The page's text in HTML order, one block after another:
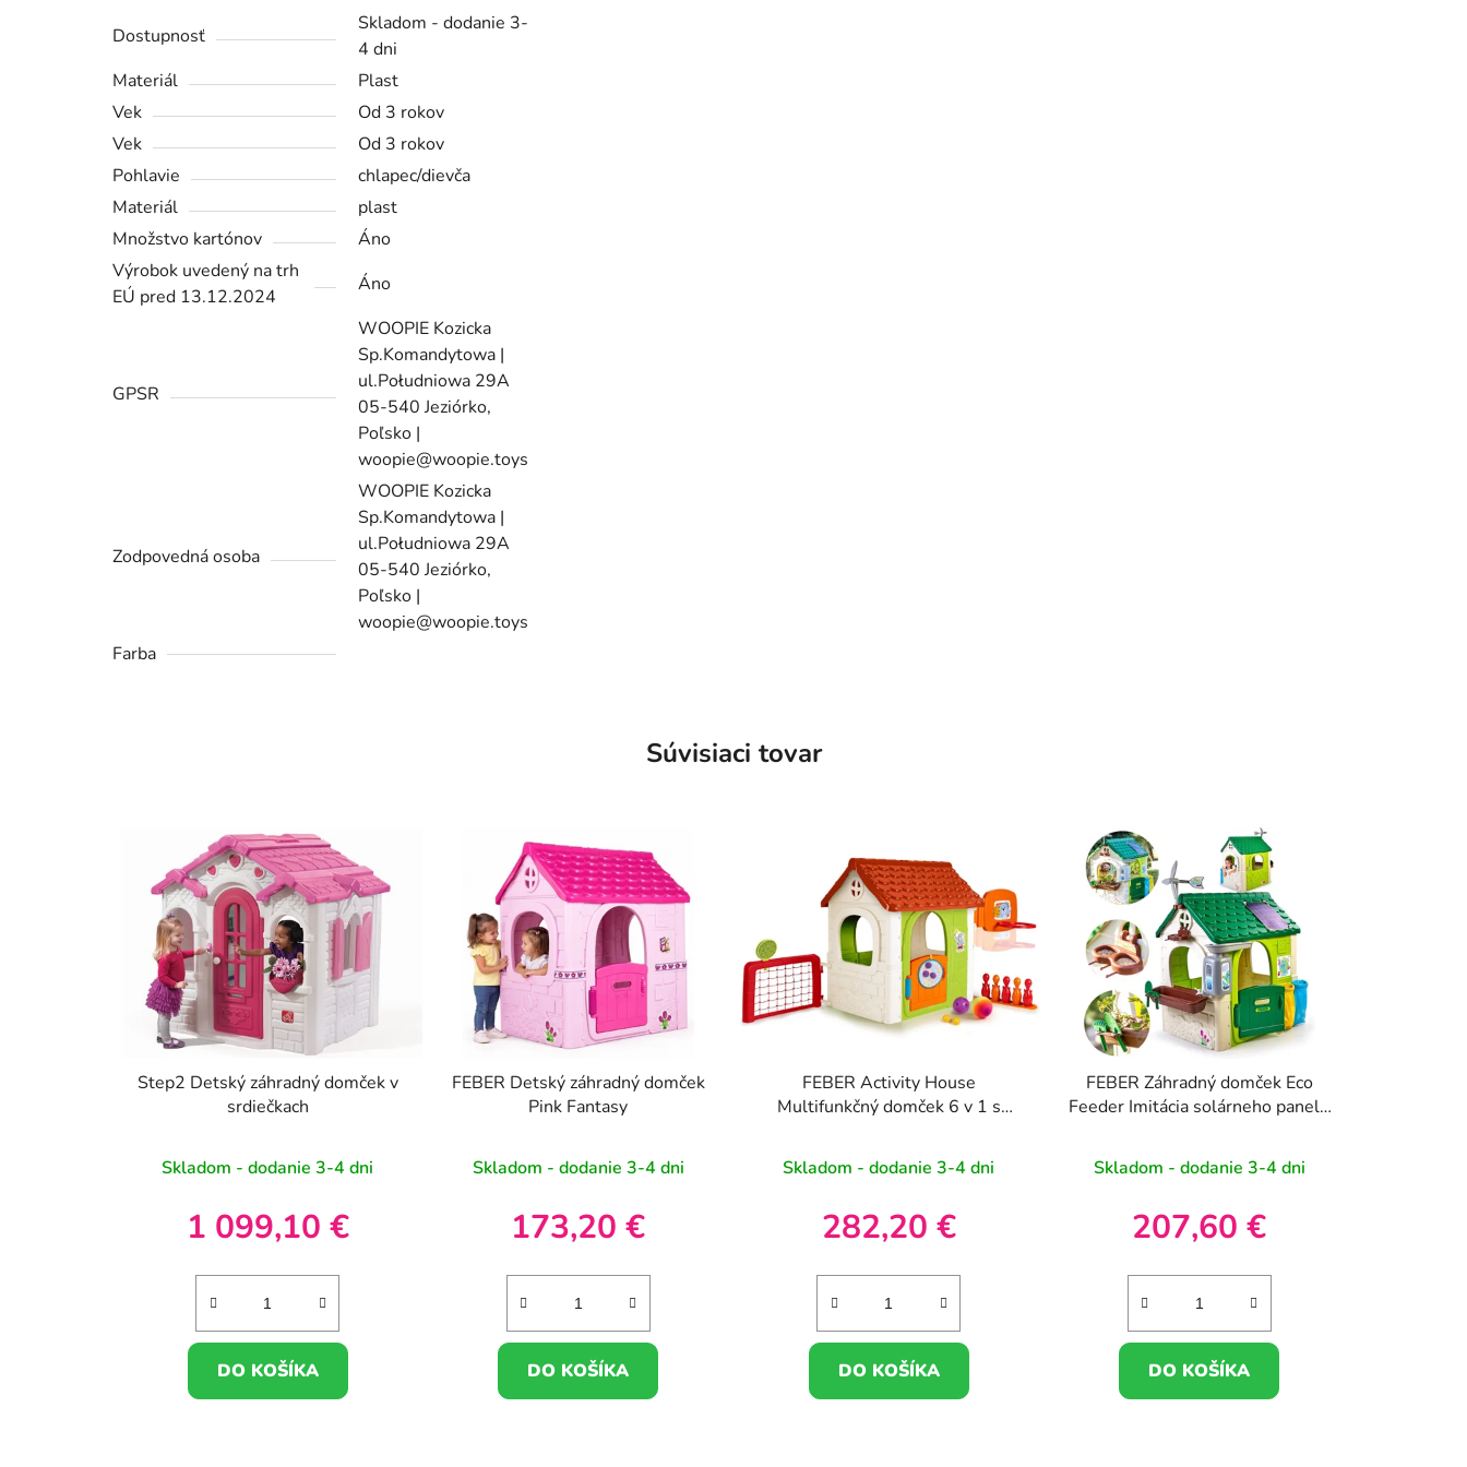
Dostupnosť
Skladom - dodanie 3-
4 dni
Materiál
Plast
Vek
Od 3 rokov
Vek
Od 3 rokov
Pohlavie
chlapec/dievča
Materiál
plast
Množstvo kartónov
Áno
Výrobok uvedený na trh
EÚ pred 13.12.2024
Áno
GPSR
WOOPIE Kozicka
Sp.Komandytowa |
ul.Południowa 29A
05-540 Jeziórko,
Poľsko |
woopie@woopie.toys
Zodpovedná osoba
WOOPIE Kozicka
Sp.Komandytowa |
ul.Południowa 29A
05-540 Jeziórko,
Poľsko |
woopie@woopie.toys
Farba
Súvisiaci tovar
Step2 Detský záhradný domček v
srdiečkach
Skladom - dodanie 3-4 dni
1 099,10 €
DO KOŠÍKA
FEBER Detský záhradný domček
Pink Fantasy
Skladom - dodanie 3-4 dni
173,20 €
DO KOŠÍKA
FEBER Activity House
Multifunkčný domček 6 v 1 s
Skladom - dodanie 3-4 dni
282,20 €
DO KOŠÍKA
FEBER Záhradný domček Eco
Feeder Imitácia solárneho panelu
Skladom - dodanie 3-4 dni
207,60 €
DO KOŠÍKA